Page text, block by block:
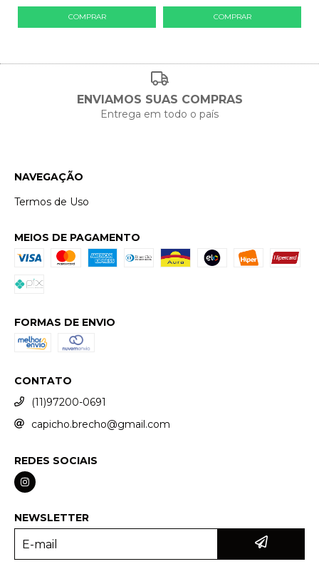
ENVIAMOS SUAS COMPRAS
Entrega em todo o país
NAVEGAÇÃO
Termos de Uso
MEIOS DE PAGAMENTO
FORMAS DE ENVIO
CONTATO
(11)97200-0691
capicho.brecho@gmail.com
REDES SOCIAIS
NEWSLETTER